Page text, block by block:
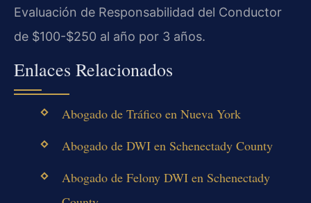
Evaluación de Responsabilidad del Conductor
de $100-$250 al año por 3 años.
Enlaces Relacionados
Abogado de Tráfico en Nueva York
Abogado de DWI en Schenectady County
Abogado de Felony DWI en Schenectady